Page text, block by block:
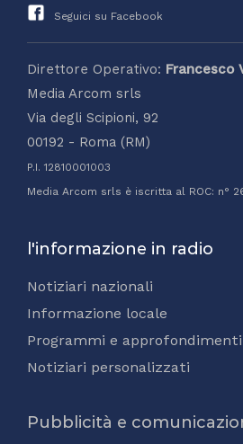
Seguici su Facebook
Direttore Operativo: Francesco
Media Arcom srls
Via degli Scipioni, 92
00192 - Roma (RM)
P.I. 12810001003
Media Arcom srls è iscritta al ROC: n°
l'informazione in radio
Notiziari nazionali
Informazione locale
Programmi e approfondimenti
Notiziari personalizzati
Pubblicità e